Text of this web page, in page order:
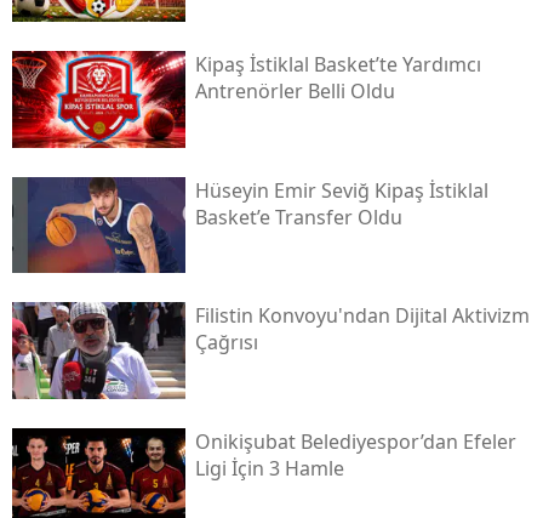
Kipaş İstiklal Basket’te Yardımcı
Antrenörler Belli Oldu
Hüseyin Emir Seviğ Kipaş İstiklal
Basket’e Transfer Oldu
Filistin Konvoyu'ndan Dijital Aktivizm
Çağrısı
Onikişubat Belediyespor’dan Efeler
Ligi İçin 3 Hamle